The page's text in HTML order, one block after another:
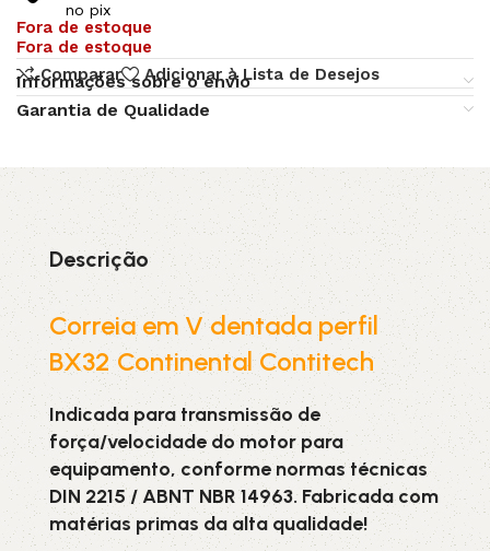
no pix
Fora de estoque
Fora de estoque
Comparar
Adicionar à Lista de Desejos
Informações sobre o envio
Garantia de Qualidade
Descrição
Correia em V dentada perfil
BX32 Continental Contitech
Indicada para transmissão de
força/velocidade do motor para
equipamento, conforme normas técnicas
DIN 2215 / ABNT NBR 14963. Fabricada com
matérias primas da alta qualidade!